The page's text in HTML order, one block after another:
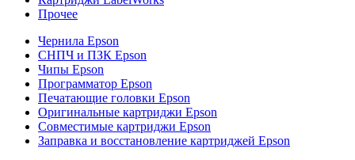
Прочее
Чернила Epson
СНПЧ и ПЗК Epson
Чипы Epson
Программатор Epson
Печатающие головки Epson
Оригинальные картриджи Epson
Совместимые картриджи Epson
Заправка и восстановление картриджей Epson